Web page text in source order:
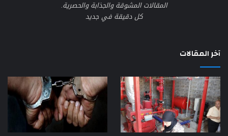
المقالات المشوقة والجذابة والحصرية.
كل دقيقة في جديد
آخر المقالات